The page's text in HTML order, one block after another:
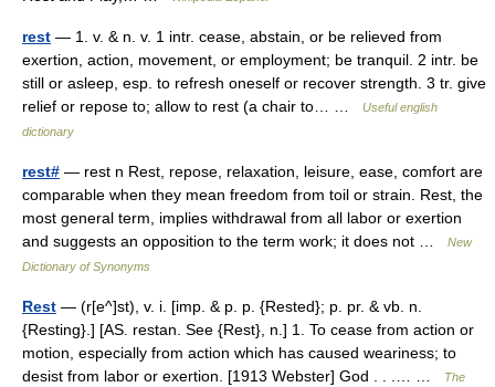
rest — 1. v. & n. v. 1 intr. cease, abstain, or be relieved from
exertion, action, movement, or employment; be tranquil. 2 intr. be
still or asleep, esp. to refresh oneself or recover strength. 3 tr. give
relief or repose to; allow to rest (a chair to… …
Useful english
dictionary
rest# — rest n Rest, repose, relaxation, leisure, ease, comfort are
comparable when they mean freedom from toil or strain. Rest, the
most general term, implies withdrawal from all labor or exertion
and suggests an opposition to the term work; it does not …
New
Dictionary of Synonyms
Rest — (r[e^]st), v. i. [imp. & p. p. {Rested}; p. pr. & vb. n.
{Resting}.] [AS. restan. See {Rest}, n.] 1. To cease from action or
motion, especially from action which has caused weariness; to
desist from labor or exertion. [1913 Webster] God . . .… …
The